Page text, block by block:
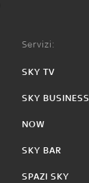
Servizi:
SKY TV
SKY BUSINESS
NOW
SKY BAR
SPAZI SKY